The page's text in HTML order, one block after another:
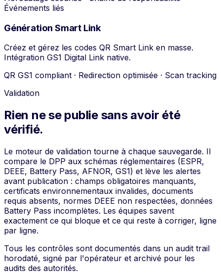
Événements liés
Génération Smart Link
Créez et gérez les codes QR Smart Link en masse.
Intégration GS1 Digital Link native.
QR GS1 compliant · Redirection optimisée · Scan tracking
Validation
Rien ne se publie sans avoir été
vérifié.
Le moteur de validation tourne à chaque sauvegarde. Il
compare le DPP aux schémas réglementaires (ESPR,
DEEE, Battery Pass, AFNOR, GS1) et lève les alertes
avant publication : champs obligatoires manquants,
certificats environnementaux invalides, documents
requis absents, normes DEEE non respectées, données
Battery Pass incomplètes. Les équipes savent
exactement ce qui bloque et ce qui reste à corriger, ligne
par ligne.
Tous les contrôles sont documentés dans un audit trail
horodaté, signé par l'opérateur et archivé pour les
audits des autorités.